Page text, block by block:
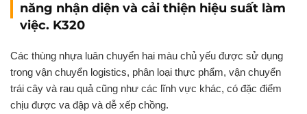
năng nhận diện và cải thiện hiệu suất làm
việc. K320
Các thùng nhựa luân chuyển hai màu chủ yếu được sử dụng
trong vận chuyển logistics, phân loại thực phẩm, vận chuyển
trái cây và rau quả cũng như các lĩnh vực khác, có đặc điểm
chịu được va đập và dễ xếp chồng.